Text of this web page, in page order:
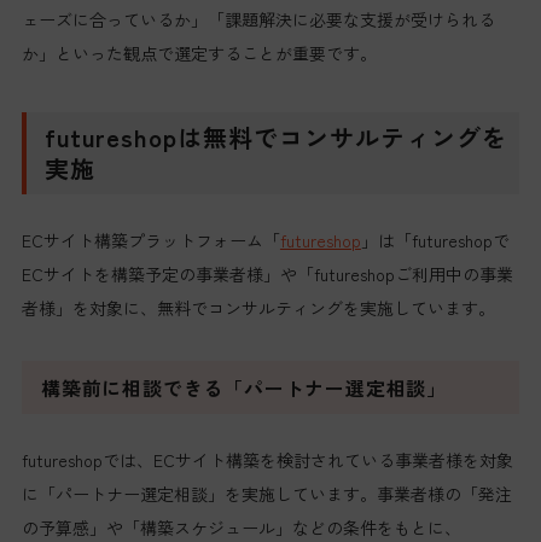
ェーズに合っているか」「課題解決に必要な支援が受けられる
か」といった観点で選定することが重要です。
futureshopは無料でコンサルティングを
実施
ECサイト構築プラットフォーム「futureshop 」は「futureshopで
ECサイトを構築予定の事業者様」や「futureshopご利用中の事業
者様」を対象に、無料でコンサルティングを実施しています。
構築前に相談できる「パートナー選定相談」
futureshopでは、ECサイト構築を検討されている事業者様を対象
に「パートナー選定相談」を実施しています。事業者様の「発注
の予算感」や「構築スケジュール」などの条件をもとに、